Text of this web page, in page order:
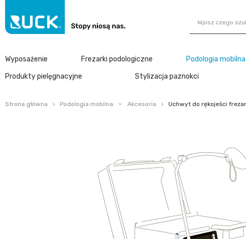
Wyposażenie Frezarki podologiczne Podologia mobilna
Produkty pielęgnacyjne
Stylizacja paznokci
Strona główna Podologia mobilna Akcesoria Uchwyt do rękojeści